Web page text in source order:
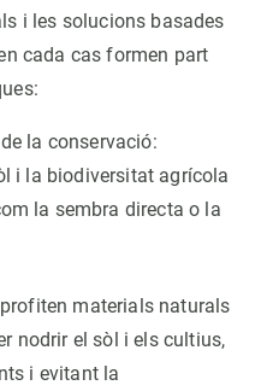
i les solucions basades
cada cas formen part
la conservació:
i la biodiversitat agrícola
la sembra directa o la
materials naturals
nodrir el sòl i els cultius,
i evitant la